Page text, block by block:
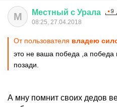
М Местный с Урала
08:25, 27.04.2018
От пользователя владею
это не ваша победа ,а победа
позади.
А мну помнит своих дедов